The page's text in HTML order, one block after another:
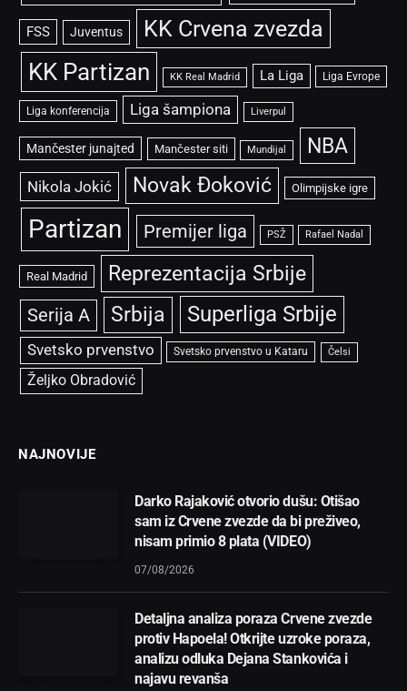
FSS Juventus KK Crvena zvezda
KK Partizan KK Real Madrid La Liga Liga Evrope
Liga konferencija Liga šampiona Liverpul
Mančester junajted Mančester siti Mundijal NBA
Nikola Jokić Novak Đoković Olimpijske igre
Partizan Premijer liga PSŽ Rafael Nadal
Real Madrid Reprezentacija Srbije
Serija A Srbija Superliga Srbije
Svetsko prvenstvo Svetsko prvenstvo u Kataru Čelsi
Željko Obradović
NAJNOVIJE
Darko Rajaković otvorio dušu: Otišao
sam iz Crvene zvezde da bi preživeo,
nisam primio 8 plata (VIDEO)
07/08/2026
Detaljna analiza poraza Crvene zvezde
protiv Hapoela! Otkrijte uzroke poraza,
analizu odluka Dejana Stankovića i
najavu revanša